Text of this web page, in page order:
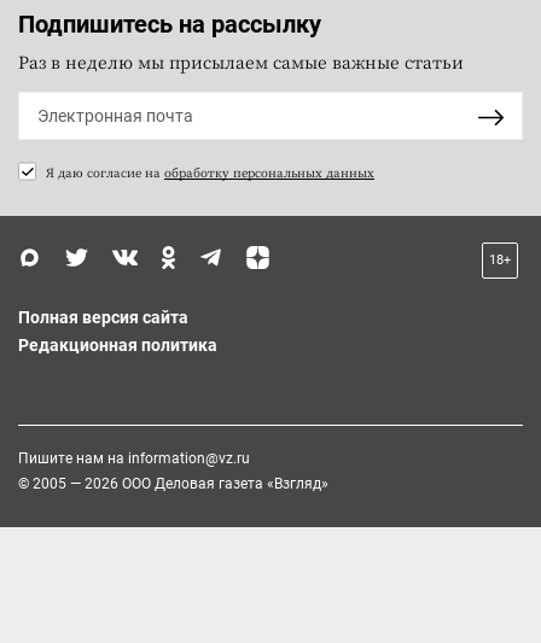
Подпишитесь на рассылку
Раз в неделю мы присылаем самые важные статьи
Я даю согласие на обработку персональных данных
18+
Полная версия сайта
Редакционная политика
Пишите нам на information@vz.ru
© 2005 — 2026 ООО Деловая газета «Взгляд»